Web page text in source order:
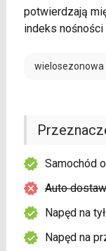
potwierdzają
indeks
wielosezonowa
Samochód
Auto
Napęd na
Napęd na